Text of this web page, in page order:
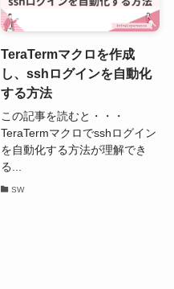
TeraTermマクロを作成
し、sshログインを自動化
する方法
この記事を読むと・・・
TeraTermマクロでsshログイン
を自動化する方法が理解でき
る...
SW